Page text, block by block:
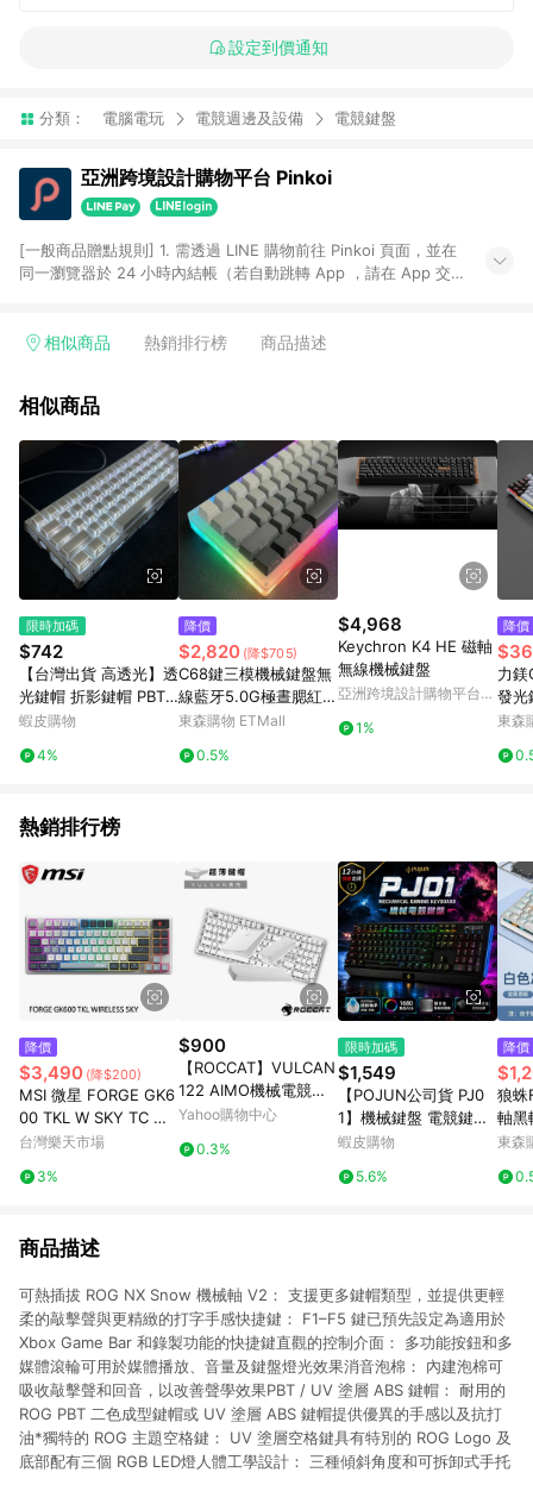
設定到價通知
分類： 電腦電玩 電競週邊及設備 電競鍵盤
亞洲跨境設計購物平台 Pinkoi
[一般商品贈點規則] 1. 需透過 LINE 購物前往 Pinkoi 頁面，並在
同一瀏覽器於 24 小時內結帳（若自動跳轉 App ，請在 App 交
回饋訂單不得享有 Pinkoi 站方優惠，例如首購優惠，P coins，
行為，不具贈點資格，部分退款不在此限。 6. APP 請更新至
貨後 45 天後發送。 8. 群眾募資商品，禮物卡，開館保證金，補
運費，攤位費等不具贈點資格。 9. LINE 購物站上之商品規格、
顏色、價位、贈品如與 Pinkoi 商品資訊頁及購物車不符，以
Pinkoi 購物商品資訊頁及購物車標示為準。 10. 點數紅包使用規
則請以點數紅包活動說明為準。 11. 若於 LINE 購物前往 Pinkoi
頁面後才首次下載 Pinkoi APP 並完成訂單，不符合導購資格；承
上，首次下載 Pinkoi APP 後，需透過 LINE 購物前往 Pinkoi 頁
相似商品 熱銷排行榜 商品描述
相似商品
限時加碼
$742
【台灣出貨 高透光】透
光鍵帽 折影鍵帽 PBT
熱升華 十字軸鍵帽 測
帽 非鍵盤
蝦皮購物
4%
降價
$2,820 (降$705)
C68鍵三模機械鍵盤無
線藍牙5.0G極晝腮紅霧
藍側刻客制化熱插拔M
東森購物 ETMall
0.5%
$4,968
Keychron K4 HE 磁軸
無線機械鍵盤
亞洲跨境設計購物平台
1%
降價
力鎂
發光
手感
東森
熱銷排行榜
降價
$3,490 (降$200)
MSI 微星 FORGE GK6
00 TKL W SKY TC 電
競鍵盤 無線
台灣樂天市場
3%
$900
【ROCCAT】VULCAN
122 AIMO機械電競鍵
盤專用鍵帽
Yahoo購物中心
0.3%
限時加碼
$1,549
【POJUN公司貨 PJ0
1】機械鍵盤 電競鍵盤
機械鍵盤 青軸鍵盤 茶
青軸 茶軸 鍵盤滑鼠
蝦皮購物
5.6%
降價
狼蛛
軸黑
筆記
東森
商品描述
可熱插拔 ROG NX Snow 機械軸 V2： 支援更多鍵帽類型，並提供更輕
柔的敲擊聲與更精緻的打字手感快捷鍵： F1–F5 鍵已預先設定為適用於
Xbox Game Bar 和錄製功能的快捷鍵直觀的控制介面： 多功能按鈕和多
媒體滾輪可用於媒體播放、音量及鍵盤燈光效果消音泡棉： 內建泡棉可
吸收敲擊聲和回音，以改善聲學效果PBT / UV 塗層 ABS 鍵帽： 耐用的
ROG PBT 二色成型鍵帽或 UV 塗層 ABS 鍵帽提供優異的手感以及抗打
油*獨特的 ROG 主題空格鍵： UV 塗層空格鍵具有特別的 ROG Logo 及
底部配有三個 RGB LED燈人體工學設計： 三種傾斜角度和可拆卸式手托